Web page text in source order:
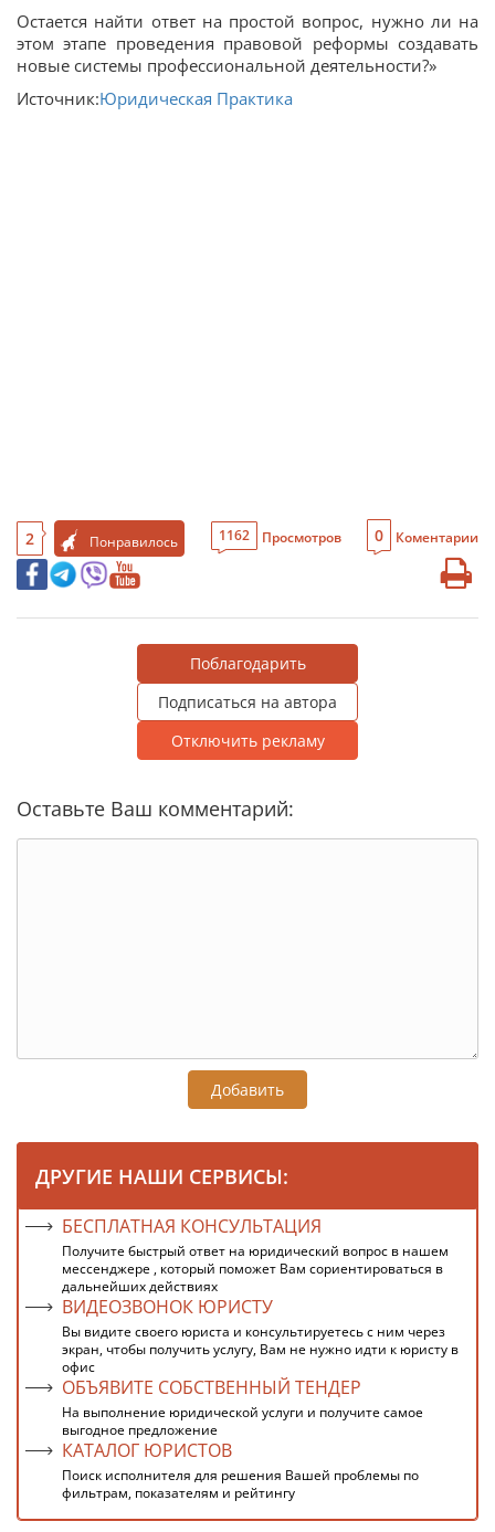
Остается найти ответ на простой вопрос, нужно ли на
этом этапе проведения правовой реформы создавать
новые системы профессиональной деятельности?»
Источник:Юридическая Практика
2 Понравилось 1162 Просмотров 0 Коментарии
Поблагодарить
Подписаться на автора
Отключить рекламу
Оставьте Ваш комментарий:
Добавить
ДРУГИЕ НАШИ СЕРВИСЫ:
БЕСПЛАТНАЯ КОНСУЛЬТАЦИЯ
Получите быстрый ответ на юридический вопрос в нашем
мессенджере , который поможет Вам сориентироваться в
дальнейших действиях
ВИДЕОЗВОНОК ЮРИСТУ
Вы видите своего юриста и консультируетесь с ним через
экран, чтобы получить услугу, Вам не нужно идти к юристу в
офис
ОБЪЯВИТЕ СОБСТВЕННЫЙ ТЕНДЕР
На выполнение юридической услуги и получите самое
выгодное предложение
КАТАЛОГ ЮРИСТОВ
Поиск исполнителя для решения Вашей проблемы по
фильтрам, показателям и рейтингу